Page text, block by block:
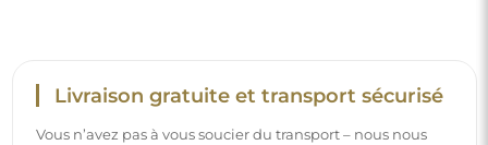
Livraison gratuite et transport sécurisé
Vous n’avez pas à vous soucier du transport – nous nous